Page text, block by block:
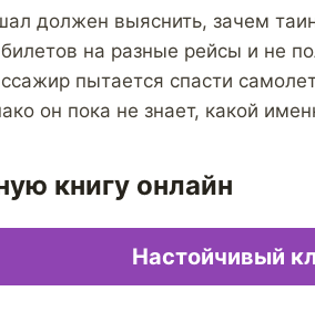
должен выяснить, зачем
на разные рейсы и не
пытается спасти
он пока не знает, какой
книгу онлайн
Настойчивый